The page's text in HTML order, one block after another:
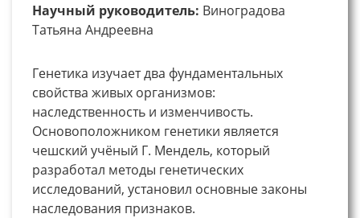
Научный руководитель: Виноградова
Татьяна Андреевна
Генетика изучает два фундаментальных
свойства живых организмов:
наследственность и изменчивость.
Основоположником генетики является
чешский учёный Г. Мендель, который
разработал методы генетических
исследований, установил основные законы
наследования признаков.